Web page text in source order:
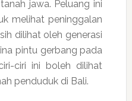
jawa. Peluang ini
melihat peninggalan
dilihat oleh generasi
pintu gerbang pada
ciri ini boleh dilihat
penduduk di Bali.